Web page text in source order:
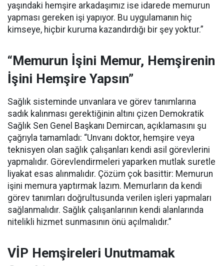
yaşındaki hemşire arkadaşımız ise idarede memurun
yapması gereken işi yapıyor. Bu uygulamanın hiç
kimseye, hiçbir kuruma kazandırdığı bir şey yoktur.”
“Memurun İşini Memur, Hemşirenin
İşini Hemşire Yapsın”
Sağlık sisteminde unvanlara ve görev tanımlarına
sadık kalınması gerektiğinin altını çizen Demokratik
Sağlık Sen Genel Başkanı Demircan, açıklamasını şu
çağrıyla tamamladı: “Unvanı doktor, hemşire veya
teknisyen olan sağlık çalışanları kendi asil görevlerini
yapmalıdır. Görevlendirmeleri yaparken mutlak suretle
liyakat esas alınmalıdır. Çözüm çok basittir: Memurun
işini memura yaptırmak lazım. Memurların da kendi
görev tanımları doğrultusunda verilen işleri yapmaları
sağlanmalıdır. Sağlık çalışanlarının kendi alanlarında
nitelikli hizmet sunmasının önü açılmalıdır.”
VİP Hemşireleri Unutmamak